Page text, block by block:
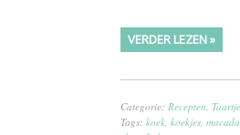
VERDER LEZEN »
Categorie: Recepten
Tags: koek koekjes